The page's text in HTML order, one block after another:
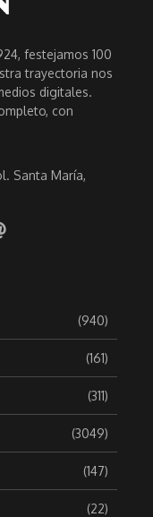
festejamos 100
trayectoria nos
digitales.
con
Santa María,
(940)
(161)
(311)
(3049)
(147)
(22)